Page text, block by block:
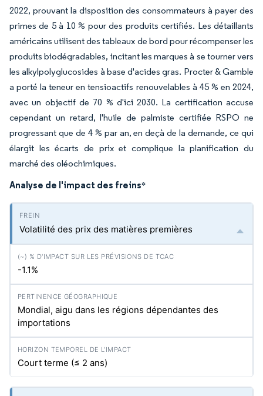
2022, prouvant la disposition des consommateurs à payer des
primes de 5 à 10 % pour des produits certifiés. Les détaillants
américains utilisent des tableaux de bord pour récompenser les
produits biodégradables, incitant les marques à se tourner vers
les alkylpolyglucosides à base d'acides gras. Procter & Gamble
a porté la teneur en tensioactifs renouvelables à 45 % en 2024,
avec un objectif de 70 % d'ici 2030. La certification accuse
cependant un retard, l'huile de palmiste certifiée RSPO ne
progressant que de 4 % par an, en deçà de la demande, ce qui
élargit les écarts de prix et complique la planification du
marché des oléochimiques.
Analyse de l'impact des freins*
Volatilité des prix des matières premières
-1.1%
Mondial, aigu dans les régions dépendantes des
importations
Court terme (≤ 2 ans)